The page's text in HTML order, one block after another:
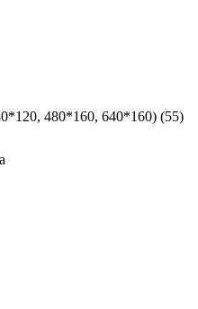
480*160, 640*160) (55)